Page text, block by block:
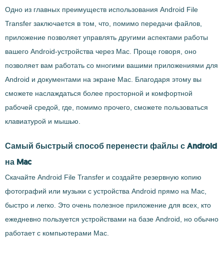
Одно из главных преимуществ использования Android File
Transfer заключается в том, что, помимо передачи файлов,
приложение позволяет управлять другими аспектами работы
вашего Android-устройства через Mac. Проще говоря, оно
позволяет вам работать со многими вашими приложениями для
Android и документами на экране Mac. Благодаря этому вы
сможете наслаждаться более просторной и комфортной
рабочей средой, где, помимо прочего, сможете пользоваться
клавиатурой и мышью.
Самый быстрый способ перенести файлы с Android
на Mac
Скачайте Android File Transfer и создайте резервную копию
фотографий или музыки с устройства Android прямо на Mac,
быстро и легко. Это очень полезное приложение для всех, кто
ежедневно пользуется устройствами на базе Android, но обычно
работает с компьютерами Mac.